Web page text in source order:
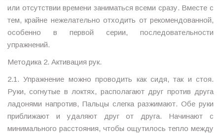
или отсутствии времени заниматься всеми сразу. Вместе с
тем, крайне нежелательно отходить от рекомендованной,
особенно в первой серии, последовательности
упражнений.
Методика 2. Активация рук.
2.1. Упражнение можно проводить как сидя, так и стоя.
Руки, согнутые в локтях, располагают друг против друга
ладонями напротив, Пальцы слегка разжимают. Обе руки
приближают и удаляют друг от друга. Начинают с
минимального расстояния, чтобы ощутилось тепло между